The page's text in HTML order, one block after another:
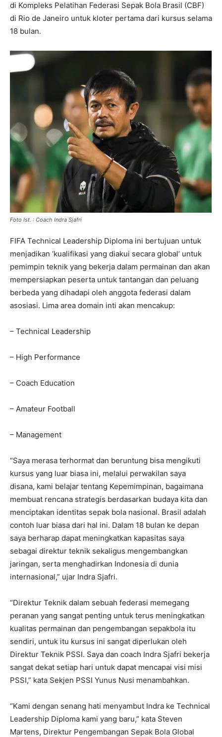
di Kompleks Pelatihan Federasi Sepak Bola Brasil (CBF)
di Rio de Janeiro untuk kloter pertama dari kursus selama
18 bulan.
Foto Ist. : Coach Indra Sjafri
FIFA Technical Leadership Diploma ini bertujuan untuk
menjadikan ‘kualifikasi yang diakui secara global’ untuk
pemimpin teknik yang bekerja dalam permainan dan akan
mempersiapkan peserta untuk tantangan dan peluang
berbeda yang dihadapi oleh anggota federasi dalam
asosiasi. Lima area domain inti akan mencakup:
– Technical Leadership
– High Performance
– Coach Education
– Amateur Football
– Management
“Saya merasa terhormat dan beruntung bisa mengikuti
kursus yang luar biasa ini, melalui perwakilan saya
disana, kami belajar tentang Kepemimpinan, bagaimana
membuat rencana strategis berdasarkan budaya kita dan
menciptakan identitas sepak bola nasional. Brasil adalah
contoh luar biasa dari hal ini. Dalam 18 bulan ke depan
saya berharap dapat meningkatkan kapasitas saya
sebagai direktur teknik sekaligus mengembangkan
jaringan, serta menghadirkan Indonesia di dunia
internasional,” ujar Indra Sjafri.
“Direktur Teknik dalam sebuah federasi memegang
peranan yang sangat penting untuk terus meningkatkan
kualitas permainan dan pengembangan sepakbola itu
sendiri, untuk itu kursus ini sangat diperlukan oleh
Direktur Teknik PSSI. Saya dan coach Indra Sjafri bekerja
sangat dekat setiap hari untuk dapat mencapai visi misi
PSSI,” kata Sekjen PSSI Yunus Nusi menambahkan.
“Kami dengan senang hati menyambut Indra ke Technical
Leadership Diploma kami yang baru,” kata Steven
Martens, Direktur Pengembangan Sepak Bola Global